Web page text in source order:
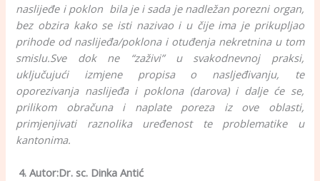
naslijeđe i poklon bila je i sada je nadležan porezni organ,
bez obzira kako se isti nazivao i u čije ima je prikupljao
prihode od naslijeđa/poklona i otuđenja nekretnina u tom
smislu.Sve dok ne “zaživi” u svakodnevnoj praksi,
uključujući izmjene propisa o nasljeđivanju, te
oporezivanja naslijeđa i poklona (darova) i dalje će se,
prilikom obračuna i naplate poreza iz ove oblasti,
primjenjivati raznolika uređenost te problematike u
kantonima.
4. Autor:Dr. sc. Dinka Antić